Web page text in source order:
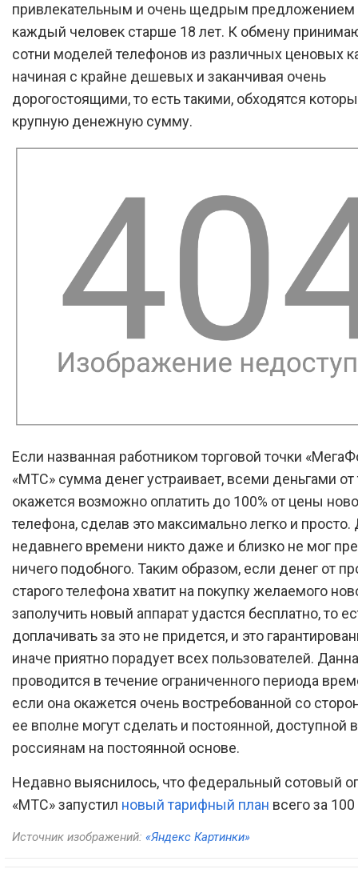
привлекательным и очень щедрым
каждый человек старше 18 лет. К обмену
сотни моделей телефонов из различных ценовых
начиная с крайне дешевых и заканчивая очень
дорогостоящими, то есть такими, обходятся
крупную денежную сумму.
Если названная работником торговой точки
«МТС» сумма денег устраивает, всеми деньгами от
окажется возможно оплатить до 100% от цены
телефона, сделав это максимально легко и просто.
недавнего времени никто даже и близко не мог
ничего подобного. Таким образом, если денег от
старого телефона хватит на покупку желаемого
заполучить новый аппарат удастся бесплатно, то
доплачивать за это не придется, и это
иначе приятно порадует всех пользователей.
проводится в течение ограниченного периода
если она окажется очень востребованной со
ее вполне могут сделать и постоянной, доступной
россиянам на постоянной основе.
Недавно выяснилось, что федеральный сотовый
«МТС» запустил новый тарифный план всего за
Источник изображений: «Яндекс Картинки»